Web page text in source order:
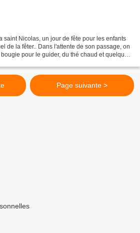
saint Nicolas, un jour de fête pour les enfants
de la fêter.. Dans l'attente de son passage, on
pour le guider, du thé chaud et quelques
Page suivante >